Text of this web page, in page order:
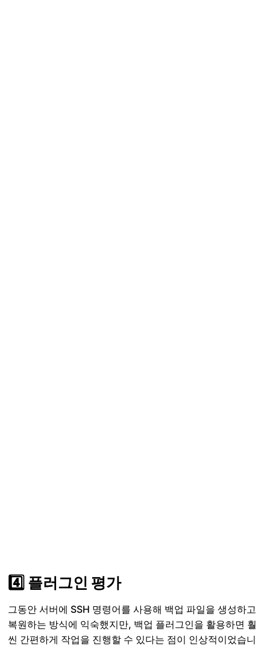
4️⃣ 플러그인 평가
그동안 서버에 SSH 명령어를 사용해 백업 파일을 생성하고
복원하는 방식에 익숙했지만, 백업 플러그인을 활용하면 훨
씬 간편하게 작업을 진행할 수 있다는 점이 인상적이었습니